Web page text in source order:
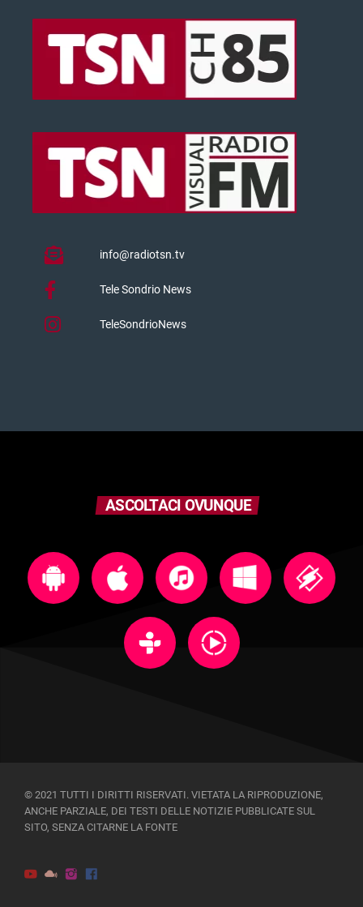
info@radiotsn.tv
Tele Sondrio News
TeleSondrioNews
ASCOLTACI OVUNQUE
© 2021 TUTTI I DIRITTI RISERVATI. VIETATA LA RIPRODUZIONE,
ANCHE PARZIALE, DEI TESTI DELLE NOTIZIE PUBBLICATE SUL
SITO, SENZA CITARNE LA FONTE